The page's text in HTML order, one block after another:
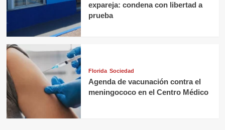
expareja: condena con libertad a
prueba
Florida Sociedad
Agenda de vacunación contra el
meningococo en el Centro Médico